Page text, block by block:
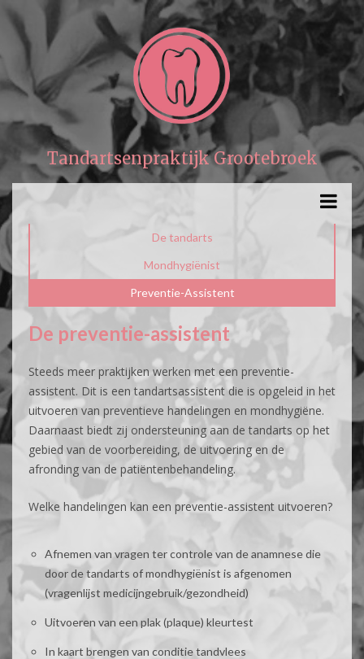
Tandartsenpraktijk Grootebroek
De tandarts
Mondhygiënist
Preventie-Assistent
De preventie-assistent
Steeds meer praktijken werken met een preventie-
assistent. Dit is een tandartsassistent die is opgeleid in het
uitvoeren van preventieve handelingen en mondhygiëne.
Daarnaast biedt zij ondersteuning aan de tandarts op het
gebied van de voorbereiding, de uitvoering en de
afronding van de patiëntenbehandeling.
Welke handelingen kan een preventie-assistent uitvoeren?
Afnemen van vragen ter controle van de anamnese die
door de tandarts of mondhygiënist is afgenomen
(vragenlijst medicijngebruik/gezondheid)
Uitvoeren van een plak (plaque) kleurtest
In kaart brengen van conditie tandvlees